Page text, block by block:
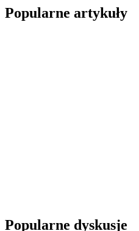
Popularne artykuły
Popularne dyskusje